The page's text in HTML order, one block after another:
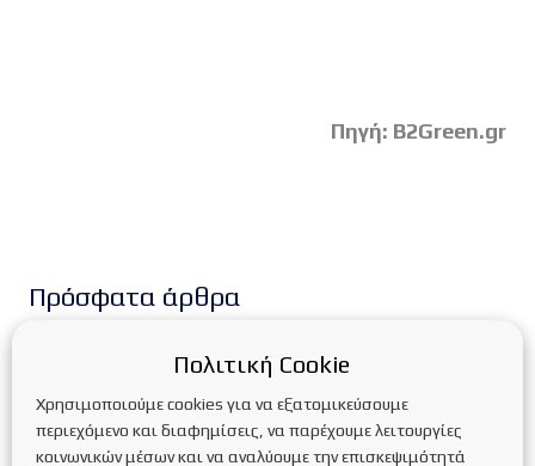
Πρόσφατα άρθρα
αιτήσεων χρηματοδότησης στο πρόγραμμα
“ΣΥΣΤΗΜΑΤΑ ΑΠΟΘΗΚΕΥΣΗΣ ΣΕ ΕΠΙΧΕΙΡΗΣΕΙΣ”
Επίσημες παρατάσεις των προθεσμιών
ολοκλήρωσης προγραμμάτων Εξοικονόμησης
Πηγή: B2Green.gr
Πολιτική Cookie
Χρησιμοποιούμε cookies για να εξατομικεύσουμε
περιεχόμενο και διαφημίσεις, να παρέχουμε λειτουργίες
κοινωνικών μέσων και να αναλύουμε την επισκεψιμότητά